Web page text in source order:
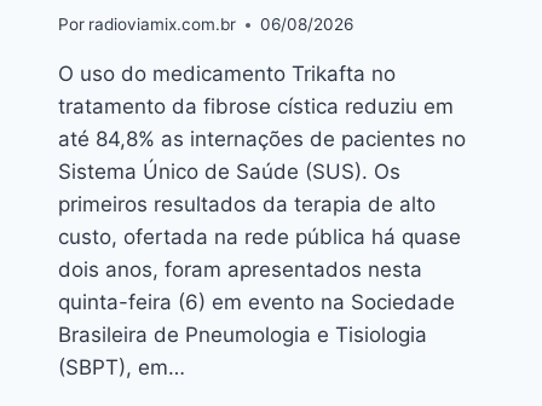
Por radioviamix.com.br 06/08/2026
O uso do medicamento Trikafta no
tratamento da fibrose cística reduziu em
até 84,8% as internações de pacientes no
Sistema Único de Saúde (SUS). Os
primeiros resultados da terapia de alto
custo, ofertada na rede pública há quase
dois anos, foram apresentados nesta
quinta-feira (6) em evento na Sociedade
Brasileira de Pneumologia e Tisiologia
(SBPT), em…